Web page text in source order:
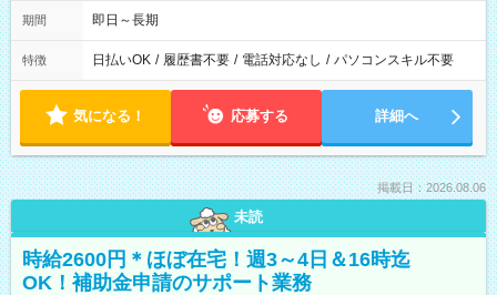
期間 即日～長期
特徴 日払いOK / 履歴書不要 / 電話対応なし / パソコンスキル不要
気になる！ 応募する 詳細へ
掲載日：2026.08.06
未読
時給2600円＊ほぼ在宅！週3～4日＆16時迄
OK！補助金申請のサポート業務